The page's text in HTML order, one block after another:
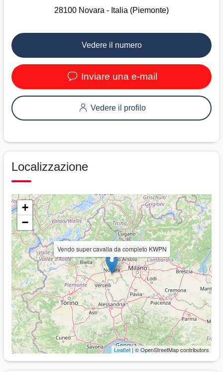
28100 Novara - Italia (Piemonte)
Vedere il numero
Inviare una e-mail
Vedere il profilo
Localizzazione
Vendo super cavalla da completo KWPN
+
−
Leaflet| © OpenStreetMap contributors